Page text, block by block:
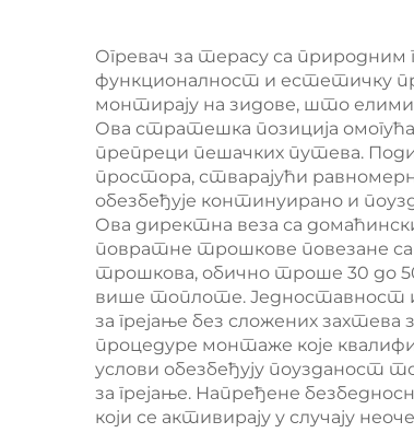
Огревач за терасу са
функционалност и естетичку
монтирају на зидове, што
Ова стратешка позиција
препреци пешачких путева.
простора, стварајући
обезбеђује континуирано и
Ова директна веза са
повратне трошкове повезане
трошкова, обично троше 30 до
више топлоте. Једноставност
за грејање без сложених
процедуре монтаже које
услови обезбеђују поузданост
за грејање. Напређене
који се активирају у случају